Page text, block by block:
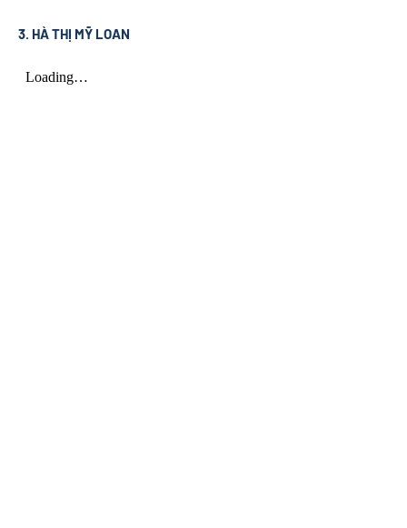
3. HÀ THỊ MỸ LOAN